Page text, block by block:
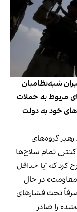
شبه‌نظامیان
مربوط به حملات
خود به دولت
گروه‌های
تمام سلاح‌ها
کرد که آیا حداقل
در حال
تحت فشارهای
را صادر